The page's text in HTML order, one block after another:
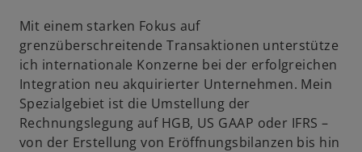
Mit einem starken Fokus auf
grenzüberschreitende Transaktionen unterstütze
ich internationale Konzerne bei der erfolgreichen
Integration neu akquirierter Unternehmen. Mein
Spezialgebiet ist die Umstellung der
Rechnungslegung auf HGB, US GAAP oder IFRS –
von der Erstellung von Eröffnungsbilanzen bis hin